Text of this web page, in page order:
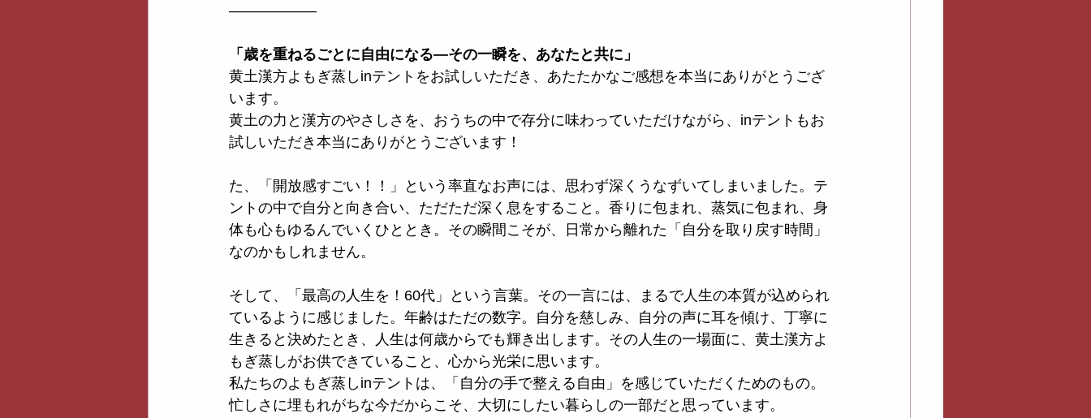
——————
「歳を重ねるごとに自由になる―その一瞬を、あなたと共に」
黄土漢方よもぎ蒸しinテントをお試しいただき、あたたかなご感想を本当にありがとうござ
います。
黄土の力と漢方のやさしさを、おうちの中で存分に味わっていただけながら、inテントもお
試しいただき本当にありがとうございます！
た、「開放感すごい！！」という率直なお声には、思わず深くうなずいてしまいました。テ
ントの中で自分と向き合い、ただただ深く息をすること。香りに包まれ、蒸気に包まれ、身
体も心もゆるんでいくひととき。その瞬間こそが、日常から離れた「自分を取り戻す時間」
なのかもしれません。
そして、「最高の人生を！60代」という言葉。その一言には、まるで人生の本質が込められ
ているように感じました。年齢はただの数字。自分を慈しみ、自分の声に耳を傾け、丁寧に
生きると決めたとき、人生は何歳からでも輝き出します。その人生の一場面に、黄土漢方よ
もぎ蒸しがお供できていること、心から光栄に思います。
私たちのよもぎ蒸しinテントは、「自分の手で整える自由」を感じていただくためのもの。
忙しさに埋もれがちな今だからこそ、大切にしたい暮らしの一部だと思っています。